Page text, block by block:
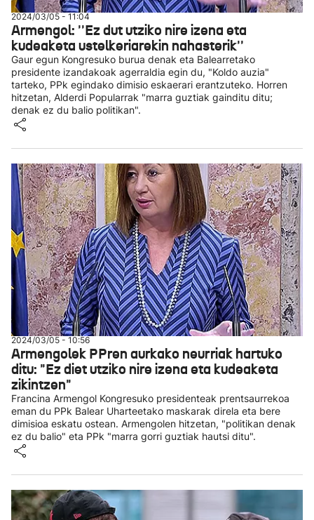
2024/03/05 - 11:04
Armengol: ''Ez dut utziko nire izena eta
kudeaketa ustelkeriarekin nahasterik''
Gaur egun Kongresuko burua denak eta Balearretako
presidente izandakoak agerraldia egin du, "Koldo auzia"
tarteko, PPk egindako dimisio eskaerari erantzuteko. Horren
hitzetan, Alderdi Popularrak "marra guztiak gainditu ditu;
denak ez du balio politikan".
2024/03/05 - 10:56
Armengolek PPren aurkako neurriak hartuko
ditu: "Ez diet utziko nire izena eta kudeaketa
zikintzen"
Francina Armengol Kongresuko presidenteak prentsaurrekoa
eman du PPk Balear Uharteetako maskarak direla eta bere
dimisioa eskatu ostean. Armengolen hitzetan, "politikan denak
ez du balio" eta PPk "marra gorri guztiak hautsi ditu".